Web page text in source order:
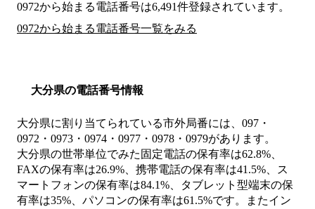
0972から始まる電話番号は6,491件登録されています。
0972から始まる電話番号一覧をみる
大分県の電話番号情報
大分県に割り当てられている市外局番には、097・
0972・0973・0974・0977・0978・0979があります。
大分県の世帯単位でみた固定電話の保有率は62.8%、
FAXの保有率は26.9%、携帯電話の保有率は41.5%、ス
マートフォンの保有率は84.1%、タブレット型端末の保
有率は35%、パソコンの保有率は61.5%です。またイン